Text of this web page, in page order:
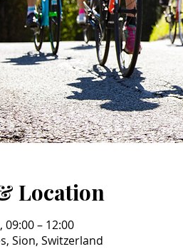
Location
09:00 – 12:00
Sion, Switzerland